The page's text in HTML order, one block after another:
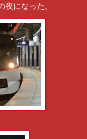
夜になった。